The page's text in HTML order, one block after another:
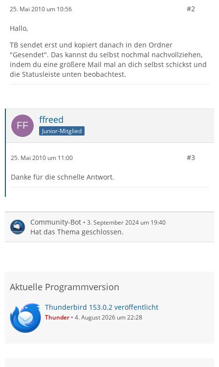
25. Mai 2010 um 10:56 #2
Hallo,
TB sendet erst und kopiert danach in den Ordner
"Gesendet". Das kannst du selbst nochmal nachvollziehen,
indem du eine größere Mail mal an dich selbst schickst und
die Statusleiste unten beobachtest.
ffreed
Junior-Mitglied
25. Mai 2010 um 11:00 #3
Danke für die schnelle Antwort.
Community-Bot 3. September 2024 um 19:40
Hat das Thema geschlossen.
Aktuelle Programmversion
Thunderbird 153.0.2 veröffentlicht
Thunder 4. August 2026 um 22:28